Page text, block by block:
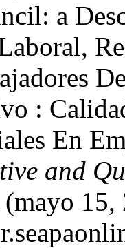
a
:
En
and